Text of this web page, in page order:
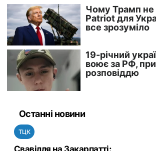
Останні новини
ТЦК
Свавілля на Закарпатті: